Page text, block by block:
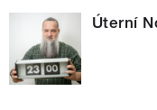
Úterní